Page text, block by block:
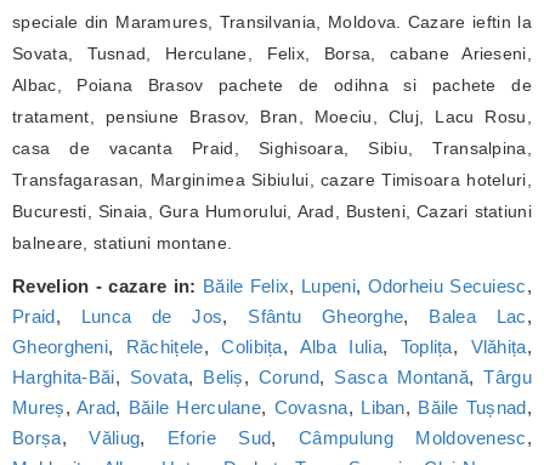
speciale din Maramures, Transilvania, Moldova. Cazare ieftin la
Sovata, Tusnad, Herculane, Felix, Borsa, cabane Arieseni,
Albac, Poiana Brasov pachete de odihna si pachete de
tratament, pensiune Brasov, Bran, Moeciu, Cluj, Lacu Rosu,
casa de vacanta Praid, Sighisoara, Sibiu, Transalpina,
Transfagarasan, Marginimea Sibiului, cazare Timisoara hoteluri,
Bucuresti, Sinaia, Gura Humorului, Arad, Busteni, Cazari statiuni
balneare, statiuni montane.
Revelion - cazare in: Băile Felix, Lupeni, Odorheiu Secuiesc,
Praid, Lunca de Jos, Sfântu Gheorghe, Balea Lac,
Gheorgheni, Răchițele,Colibița, Alba Iulia, Toplița, Vlăhița,
Harghita-Băi, Sovata, Beliș,Corund, Sasca Montană,Târgu
Mureș, Arad, Băile Herculane, Covasna, Liban, Băile Tușnad,
Borșa,Văliug, Eforie Sud,Câmpulung Moldovenesc,